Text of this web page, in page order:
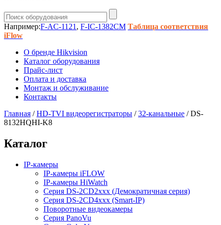
Например:F-AC-1121 , F-IC-1382CM Таблица соответствия
iFlow
О бренде Hikvision
Каталог оборудования
Прайс-лист
Оплата и доставка
Монтаж и обслуживание
Контакты
Главная /HD-TVI видеорегистраторы /32-канальные /DS-
8132HQHI-K8
Каталог
IP-камеры
IP-камеры iFLOW
IP-камеры HiWatch
Серия DS-2CD2xxx (Демократичная серия)
Серия DS-2CD4xxx (Smart-IP)
Поворотные видеокамеры
Серия PanoVu